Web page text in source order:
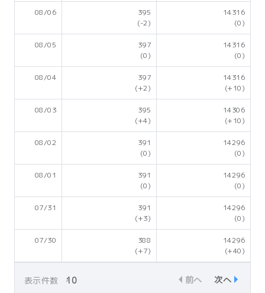
08/06
395
(-2)
14316
(0)
08/05
397
(0)
14316
(0)
08/04
397
(+2)
14316
(+10)
08/03
395
(+4)
14306
(+10)
08/02
391
(0)
14296
(0)
08/01
391
(0)
14296
(0)
07/31
391
(+3)
14296
(0)
07/30
388
(+7)
14296
(+40)
表示件数 前へ 次へ